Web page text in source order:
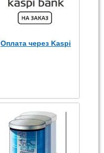
Оплата через Kaspi